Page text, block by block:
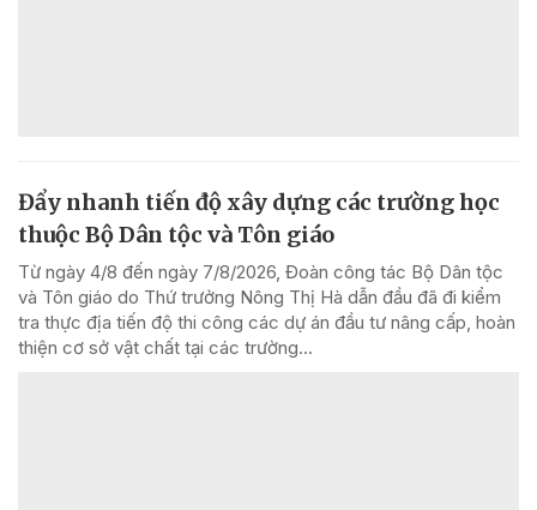
Đẩy nhanh tiến độ xây dựng các trường học
thuộc Bộ Dân tộc và Tôn giáo
Từ ngày 4/8 đến ngày 7/8/2026, Đoàn công tác Bộ Dân tộc
và Tôn giáo do Thứ trưởng Nông Thị Hà dẫn đầu đã đi kiểm
tra thực địa tiến độ thi công các dự án đầu tư nâng cấp, hoàn
thiện cơ sở vật chất tại các trường...